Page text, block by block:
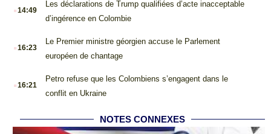
.14:49
Les déclarations de Trump qualifiées d’acte inacceptable
d’ingérence en Colombie
.16:23
Le Premier ministre géorgien accuse le Parlement
européen de chantage
.16:21
Petro refuse que les Colombiens s’engagent dans le
conflit en Ukraine
NOTES CONNEXES